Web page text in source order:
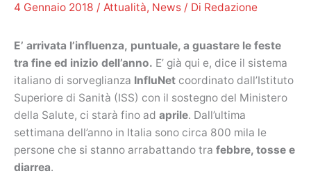
4 Gennaio 2018 / Attualità, News / Di Redazione
E’ arrivata l’influenza, puntuale, a guastare le feste
tra fine ed inizio dell’anno. E’ già qui e, dice il sistema
italiano di sorveglianza InfluNet coordinato dall’Istituto
Superiore di Sanità (ISS) con il sostegno del Ministero
della Salute, ci starà fino ad aprile. Dall’ultima
settimana dell’anno in Italia sono circa 800 mila le
persone che si stanno arrabattando tra febbre, tosse e
diarrea.